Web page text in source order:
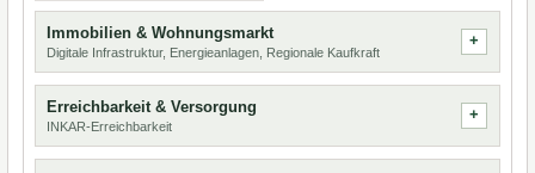
Immobilien & Wohnungsmarkt
Digitale Infrastruktur, Energieanlagen, Regionale Kaufkraft
Erreichbarkeit & Versorgung
INKAR-Erreichbarkeit